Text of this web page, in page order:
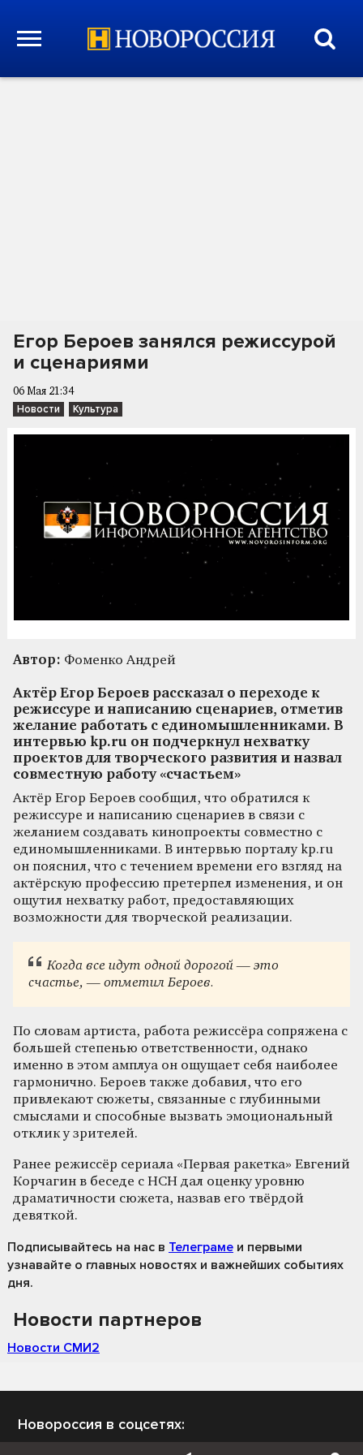
Егор Бероев занялся режиссурой
и сценариями
06 Мая 21:34
Новости Культура
Автор: Фоменко Андрей
Актёр Егор Бероев рассказал о переходе к
режиссуре и написанию сценариев, отметив
желание работать с единомышленниками. В
интервью kp.ru он подчеркнул нехватку
проектов для творческого развития и назвал
совместную работу «счастьем»
Актёр Егор Бероев сообщил, что обратился к
режиссуре и написанию сценариев в связи с
желанием создавать кинопроекты совместно с
единомышленниками. В интервью порталу kp.ru
он пояснил, что с течением времени его взгляд на
актёрскую профессию претерпел изменения, и он
ощутил нехватку работ, предоставляющих
возможности для творческой реализации.
Когда все идут одной дорогой — это
счастье, — отметил Бероев.
По словам артиста, работа режиссёра сопряжена с
большей степенью ответственности, однако
именно в этом амплуа он ощущает себя наиболее
гармонично. Бероев также добавил, что его
привлекают сюжеты, связанные с глубинными
смыслами и способные вызвать эмоциональный
отклик у зрителей.
Ранее режиссёр сериала «Первая ракетка» Евгений
Корчагин в беседе с НСН дал оценку уровню
драматичности сюжета, назвав его твёрдой
девяткой.
Подписывайтесь на нас в Телеграме и первыми
узнавайте о главных новостях и важнейших событиях
дня.
Новости партнеров
Новости СМИ2
Новороссия в соцсетях: